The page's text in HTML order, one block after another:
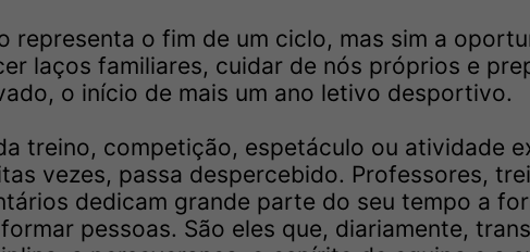
representa o fim de um ciclo, mas sim a
laços familiares, cuidar de nós próprios e
o início de mais um ano letivo desportivo.
treino, competição, espetáculo ou atividade
vezes, passa despercebido. Professores,
dedicam grande parte do seu tempo a
pessoas. São eles que, diariamente,